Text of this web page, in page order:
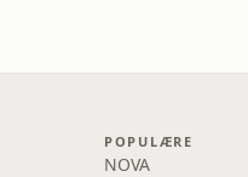
POPULÆRE
NOVA